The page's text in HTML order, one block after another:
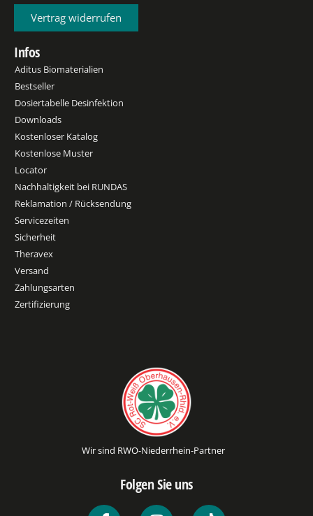
Vertrag widerrufen
Infos
Aditus Biomaterialien
Bestseller
Dosiertabelle Desinfektion
Downloads
Kostenloser Katalog
Kostenlose Muster
Locator
Nachhaltigkeit bei RUNDAS
Reklamation / Rücksendung
Servicezeiten
Sicherheit
Theravex
Versand
Zahlungsarten
Zertifizierung
Wir sind RWO-Niederrhein-Partner
Folgen Sie uns